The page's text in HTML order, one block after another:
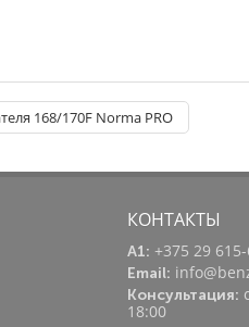
168/170F Norma PRO
КОНТАКТЫ
A1: +375 29
Email:
Консультация:
18:00